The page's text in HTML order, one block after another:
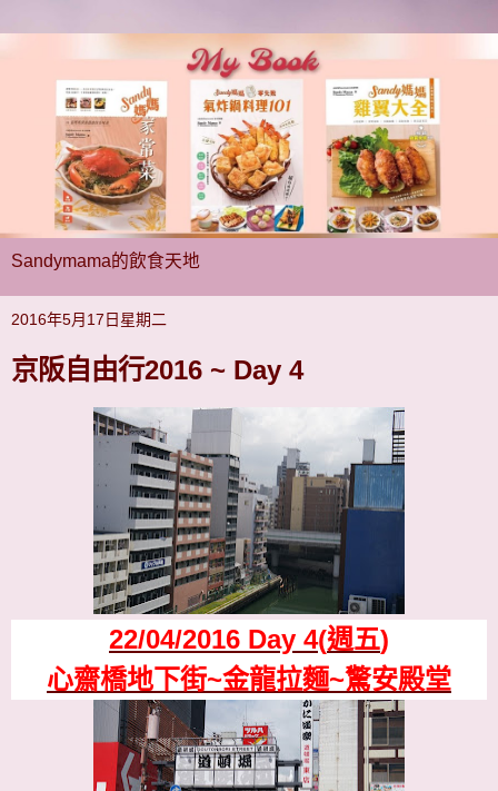
Sandymama的飲食天地
2016年5月17日星期二
京阪自由行2016 ~ Day 4
22/04/2016 Day 4(週五)
心齋橋地下街~金龍拉麵~驚安殿堂